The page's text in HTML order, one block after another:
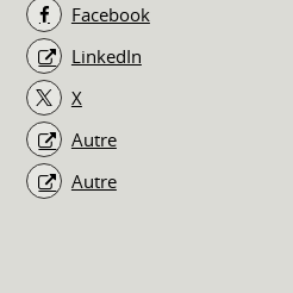
Facebook
LinkedIn
X
Autre
Autre